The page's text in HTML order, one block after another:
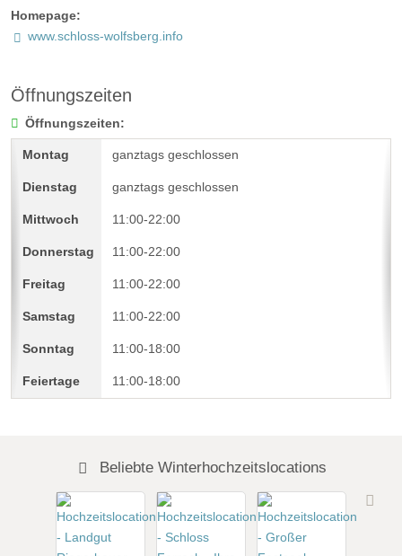
Homepage:
www.schloss-wolfsberg.info
Öffnungszeiten
Öffnungszeiten:
ganztags geschlossen
ganztags geschlossen
11:00-22:00
11:00-22:00
11:00-22:00
11:00-22:00
11:00-18:00
11:00-18:00
Beliebte Winterhochzeitslocations